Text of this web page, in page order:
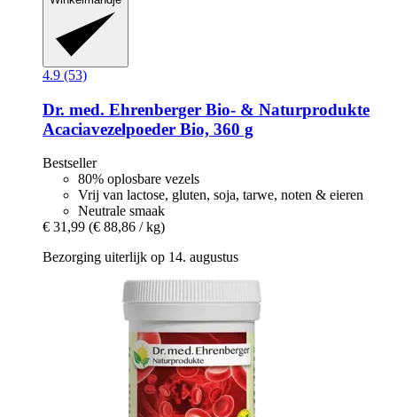
4.9 (53)
Dr. med. Ehrenberger Bio- & Naturprodukte
Acaciavezelpoeder Bio, 360 g
Bestseller
80% oplosbare vezels
Vrij van lactose, gluten, soja, tarwe, noten & eieren
Neutrale smaak
€ 31,99 (€ 88,86 / kg)
Bezorging uiterlijk op 14. augustus